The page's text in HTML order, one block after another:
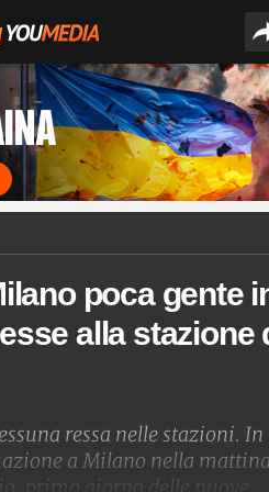
poca gente
alla stazione
ressa nelle stazioni. In
a Milano nella
primo giorno delle nuove